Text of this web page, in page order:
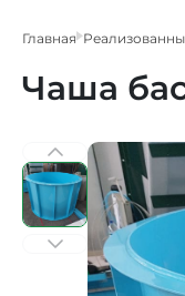
Главная
Чаша